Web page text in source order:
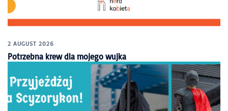
2 AUGUST 2026
Potrzebna krew dla mojego wujka